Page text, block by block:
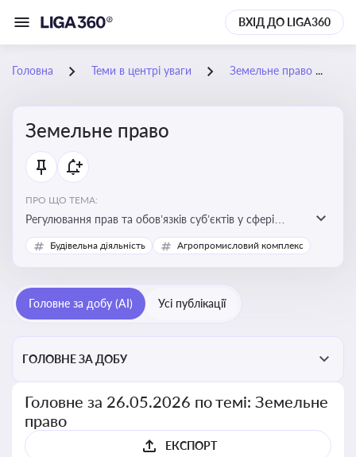
ВХІД ДО LIGA360
Головна Теми в центрі уваги Земельне право
Земельне право
ПРО ЩО ТЕМА:
Регулювання прав та обов’язків суб’єктів у сфері
користування землею, земельний сервітут, що є
критично важливим для захисту майнових прав
ефективного управління земельними ресурсами
Будівельна діяльність Агропромисловий комплекс
Головне за добу (AI) Усі публікації
ГОЛОВНЕ ЗА ДОБУ
Головне за 26.05.2026 по темі: Земельне
право
ЕКСПОРТ